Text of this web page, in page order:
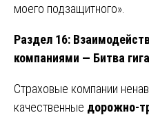
моего подзащитного».
Раздел 16:
компаниями — Битва
Страховые компании
качественные дорожно-